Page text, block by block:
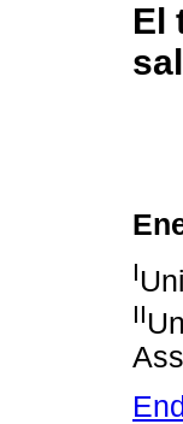
El
I
II